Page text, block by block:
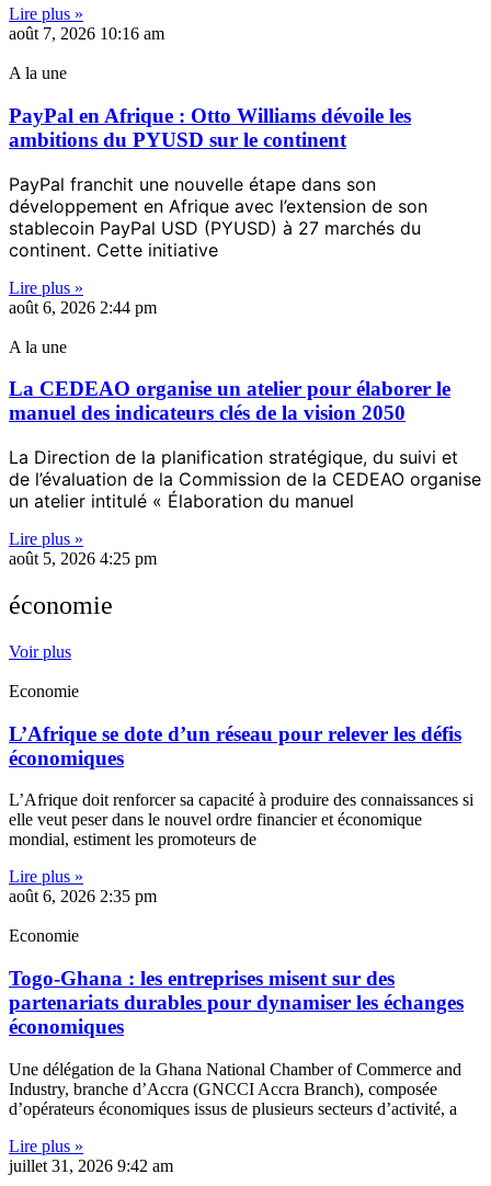
Lire plus »
août 7, 2026 10:16 am
A la une
PayPal en Afrique : Otto Williams dévoile les
ambitions du PYUSD sur le continent
PayPal franchit une nouvelle étape dans son
développement en Afrique avec l’extension de son
stablecoin PayPal USD (PYUSD) à 27 marchés du
continent. Cette initiative
Lire plus »
août 6, 2026 2:44 pm
A la une
La CEDEAO organise un atelier pour élaborer le
manuel des indicateurs clés de la vision 2050
La Direction de la planification stratégique, du suivi et
de l’évaluation de la Commission de la CEDEAO organise
un atelier intitulé « Élaboration du manuel
Lire plus »
août 5, 2026 4:25 pm
économie
Voir plus
Economie
L’Afrique se dote d’un réseau pour relever les défis
économiques
L’Afrique doit renforcer sa capacité à produire des connaissances si
elle veut peser dans le nouvel ordre financier et économique
mondial, estiment les promoteurs de
Lire plus »
août 6, 2026 2:35 pm
Economie
Togo-Ghana : les entreprises misent sur des
partenariats durables pour dynamiser les échanges
économiques
Une délégation de la Ghana National Chamber of Commerce and
Industry, branche d’Accra (GNCCI Accra Branch), composée
d’opérateurs économiques issus de plusieurs secteurs d’activité, a
Lire plus »
juillet 31, 2026 9:42 am